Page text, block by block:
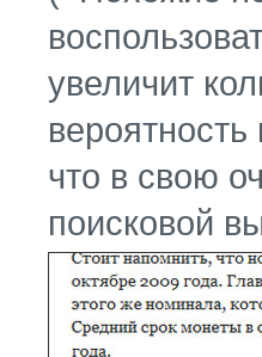
увеличит
что в свою
поисковой